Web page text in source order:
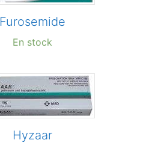
Furosemide
En stock
Hyzaar